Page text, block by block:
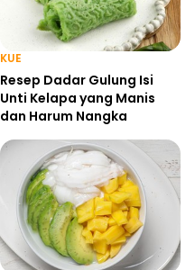
KUE
Resep Dadar Gulung Isi
Unti Kelapa yang Manis
dan Harum Nangka